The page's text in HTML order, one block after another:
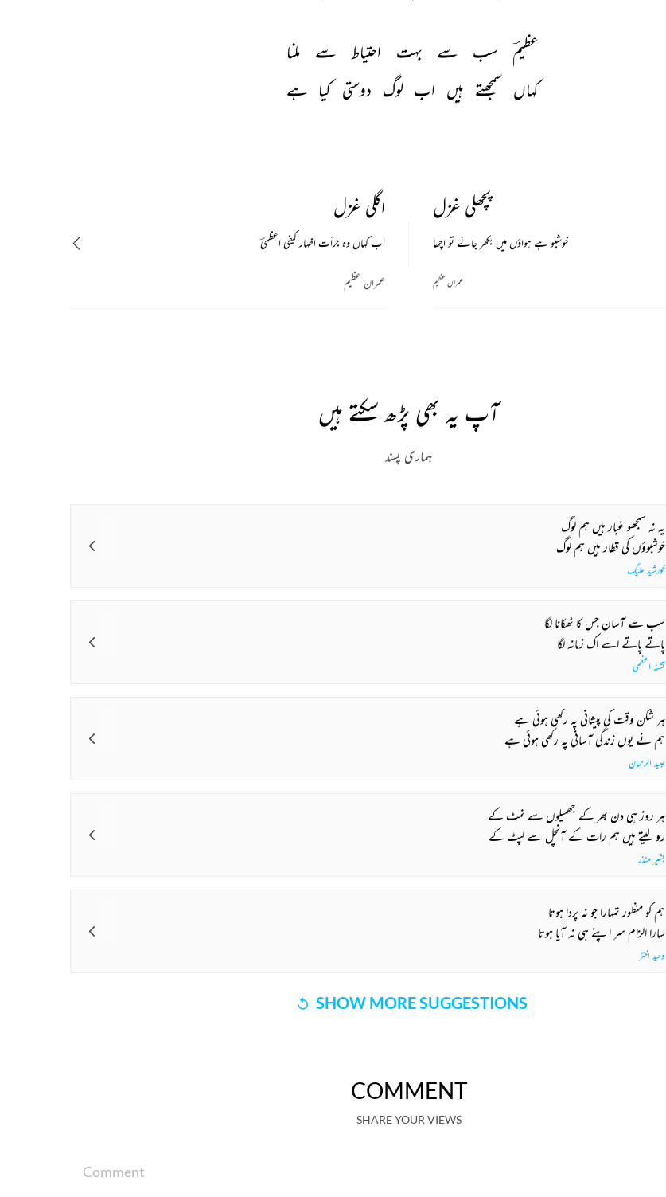
عظیمؔ سب سے بہت احتیاط سے
ملنا
کہاں
سمجھتے ہیں اب لوگ دوستی کیا ہے
اگلی غزل
اب کہاں وہ جرأت اظہار کیفی اعظمیؔ
عمران عظیم
پچھلی غزل
خوشبو ہے ہواؤں میں بکھر جائے تو اچھا
عمران عظیم
آپ یہ بھی پڑھ سکتے ہیں
ہماری پسند
یہ نہ سمجھو غبار ہیں ہم لوگ
خوشبوؤں کی قطار ہیں ہم لوگ
خورشید علیگ
سب سے آسان جس کا ٹھکانا لگا
پاتے پاتے اسے اک زمانہ لگا
تشنہ اعظمی
ہر شکن وقت کی پیشانی پہ رکھی ہوئی ہے
ہم نے یوں زندگی آسانی پہ رکھی ہوئی ہے
عبید الرحمان
ہر روز ہی دن بھر کے جھمیلوں سے نمٹ کے
رو لیتے ہیں ہم رات کے آنچل سے لپٹ کے
بشیر منذر
ہم کو منظور تمہارا جو نہ پردا ہوتا
سارا الزام سر اپنے ہی نہ آیا ہوتا
وحید اختر
SHOW MORE SUGGESTIONS
COMMENT
SHARE YOUR VIEWS
Comment